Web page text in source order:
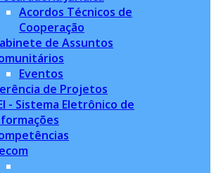
Acordos Técnicos de
Cooperação
de Assuntos
Eventos
de Projetos
- Sistema Eletrônico de